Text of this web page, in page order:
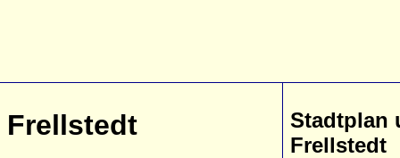
Frellstedt
Stadtplan
Frellstedt